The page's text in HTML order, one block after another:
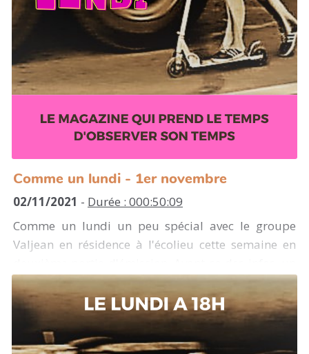
Comme un lundi - 1er novembre
02/11/2021 - Durée : 000:50:09
Comme un lundi un peu spécial avec le groupe
Valjean en résidence à l'écolieu cette semaine en
témoignage d'Amnesty international et Un pavé
dans ta gueule sur La révolution espagnole de 1936
(2ème partie)...
Playlist :